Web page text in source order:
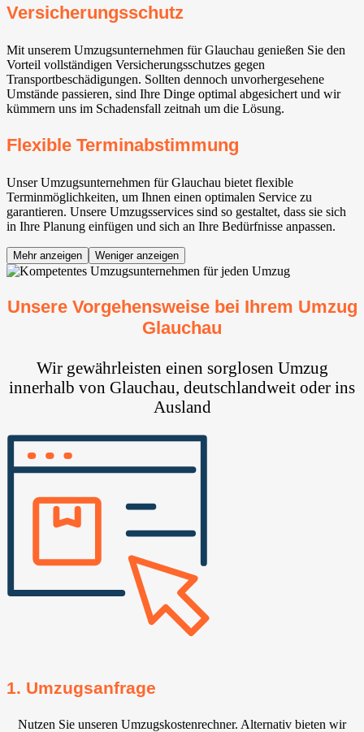
Versicherungsschutz
Mit unserem Umzugsunternehmen für Glauchau genießen Sie den
Vorteil vollständigen Versicherungsschutzes gegen
Transportbeschädigungen. Sollten dennoch unvorhergesehene
Umstände passieren, sind Ihre Dinge optimal abgesichert und wir
kümmern uns im Schadensfall zeitnah um die Lösung.
Flexible Terminabstimmung
Unser Umzugsunternehmen für Glauchau bietet flexible
Terminmöglichkeiten, um Ihnen einen optimalen Service zu
garantieren. Unsere Umzugsservices sind so gestaltet, dass sie sich
in Ihre Planung einfügen und sich an Ihre Bedürfnisse anpassen.
Mehr anzeigen Weniger anzeigen
Unsere Vorgehensweise bei Ihrem Umzug
Glauchau
Wir gewährleisten einen sorglosen Umzug
innerhalb von Glauchau, deutschlandweit oder ins
Ausland
1. Umzugsanfrage
Nutzen Sie unseren Umzugskostenrechner. Alternativ bieten wir